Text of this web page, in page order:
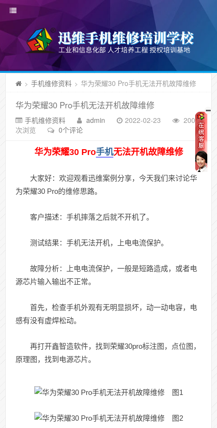
> 手机维修资料 > 华为荣耀30 Pro手机无法开机故障维修
华为荣耀30 Pro手机无法开机故障维修
手机维修资料 admin 2022-02-23
2000
次浏览
0个评论
华为荣耀30 Pro手机无法开机故障维修
大家好：欢迎观看迅维案例分享，今天我们来讨论华
为荣耀30 Pro的维修思路。
客户描述：手机摔落之后就不开机了。
测试结果：手机无法开机，上电电流保护。
故障分析：上电电流保护，一般是短路造成，或者电
源芯片输入输出不正常。
首先，检查手机外观有无明显损坏，动一动电容，电
感有没有虚焊松动。
再打开鑫智造软件，找到荣耀30pro标注图，点位图，
原理图，找到电源芯片。